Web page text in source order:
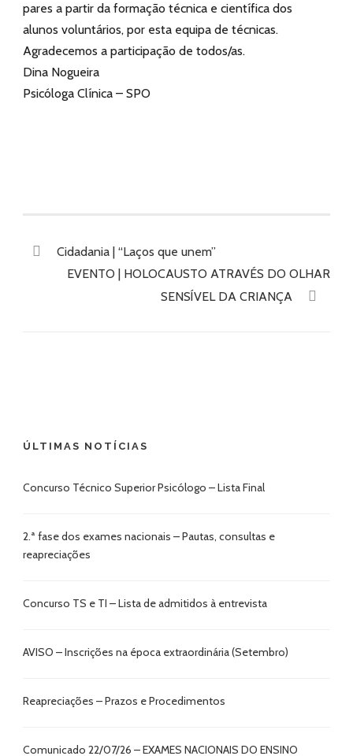
pares a partir da formação técnica e científica dos
alunos voluntários, por esta equipa de técnicas.
Agradecemos a participação de todos/as.
Dina Nogueira
Psicóloga Clínica – SPO
Cidadania | “Laços que unem”
EVENTO | HOLOCAUSTO ATRAVÉS DO OLHAR
SENSÍVEL DA CRIANÇA
ÚLTIMAS NOTÍCIAS
Concurso Técnico Superior Psicólogo – Lista Final
2.ª fase dos exames nacionais – Pautas, consultas e
reapreciações
Concurso TS e TI – Lista de admitidos à entrevista
AVISO – Inscrições na época extraordinária (Setembro)
Reapreciações – Prazos e Procedimentos
Comunicado 22/07/26 – EXAMES NACIONAIS DO ENSINO